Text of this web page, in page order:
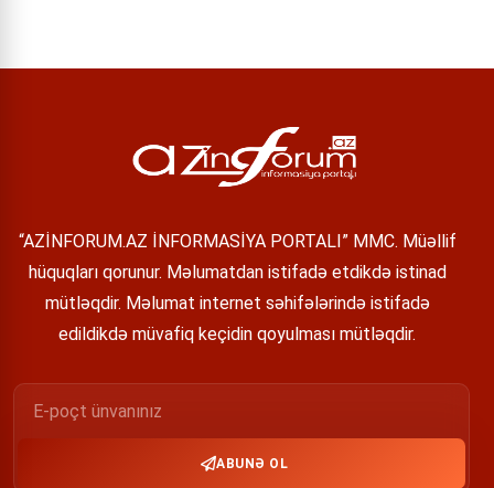
“AZİNFORUM.AZ İNFORMASİYA PORTALI” MMC. Müəllif
hüquqları qorunur. Məlumatdan istifadə etdikdə istinad
mütləqdir. Məlumat internet səhifələrində istifadə
edildikdə müvafiq keçidin qoyulması mütləqdir.
ABUNƏ OL